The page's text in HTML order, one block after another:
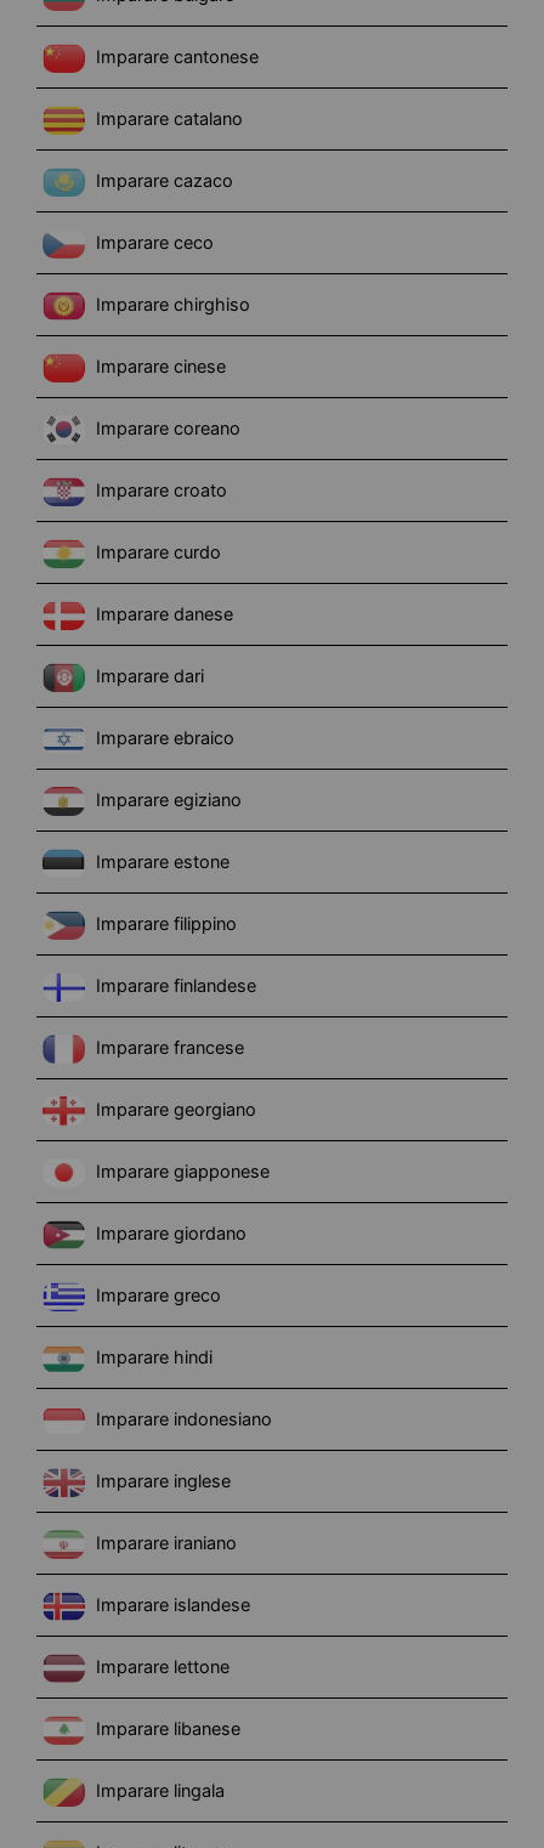
Imparare cantonese
Imparare catalano
Imparare cazaco
Imparare ceco
Imparare chirghiso
Imparare cinese
Imparare coreano
Imparare croato
Imparare curdo
Imparare danese
Imparare dari
Imparare ebraico
Imparare egiziano
Imparare estone
Imparare filippino
Imparare finlandese
Imparare francese
Imparare georgiano
Imparare giapponese
Imparare giordano
Imparare greco
Imparare hindi
Imparare indonesiano
Imparare inglese
Imparare iraniano
Imparare islandese
Imparare lettone
Imparare libanese
Imparare lingala